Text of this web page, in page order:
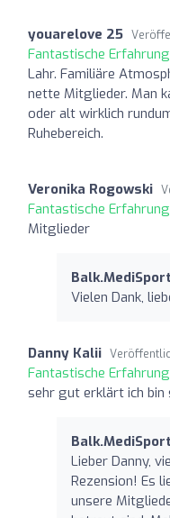
youarelove 25
Fantastische
Lahr. Familiäre
nette Mitglieder. Man
oder alt wirklich
Ruhebereich.
Veronika Rogowski
Fantastische
Mitglieder
Balk.MediSport
Vielen Dank,
Danny Kalii
Fantastische
sehr gut erklärt ich bin
Balk.MediSport
Lieber Danny,
Rezension! Es
unsere